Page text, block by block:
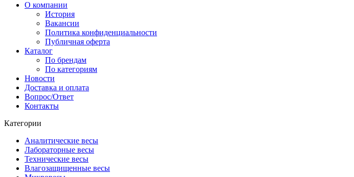
О компании
История
Вакансии
Политика конфиденциальности
Публичная оферта
Каталог
По брендам
По категориям
Новости
Доставка и оплата
Вопрос/Ответ
Контакты
Категории
Аналитические весы
Лабораторные весы
Технические весы
Влагозащищенные весы